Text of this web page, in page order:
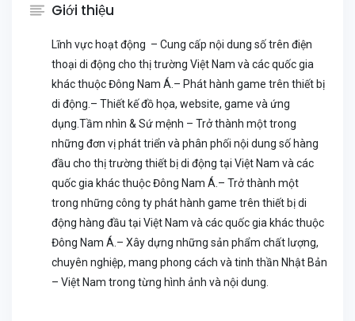
Giới thiệu
Lĩnh vực hoạt động – Cung cấp nội dung số trên điện
thoại di động cho thị trường Việt Nam và các quốc gia
khác thuộc Đông Nam Á.– Phát hành game trên thiết bị
di động.– Thiết kế đồ họa, website, game và ứng
dụng.Tầm nhìn & Sứ mệnh – Trở thành một trong
những đơn vị phát triển và phân phối nội dung số hàng
đầu cho thị trường thiết bị di động tại Việt Nam và các
quốc gia khác thuộc Đông Nam Á.– Trở thành một
trong những công ty phát hành game trên thiết bị di
động hàng đầu tại Việt Nam và các quốc gia khác thuộc
Đông Nam Á.– Xây dựng những sản phẩm chất lượng,
chuyên nghiệp, mang phong cách và tinh thần Nhật Bản
– Việt Nam trong từng hình ảnh và nội dung.